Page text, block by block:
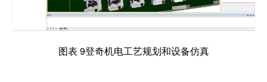
图表 9登奇机电工艺规划和设备仿真